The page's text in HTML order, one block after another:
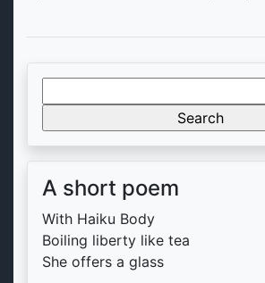
for:
A short poem
With Haiku Body
Boiling liberty like tea
She offers a glass